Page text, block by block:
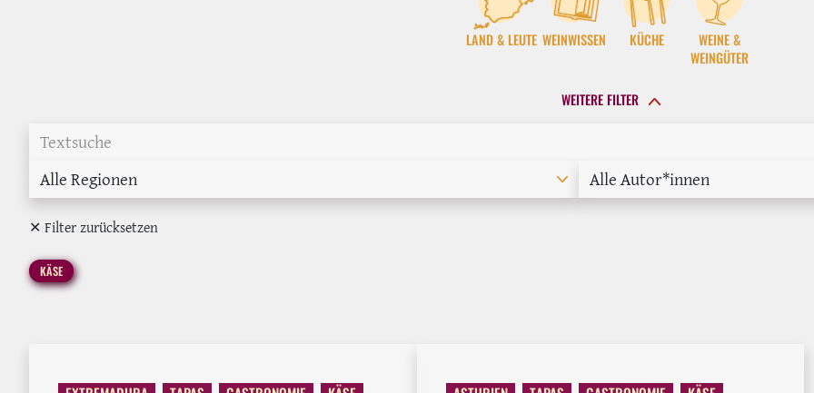
LAND & LEUTE WEINWISSEN KÜCHE
WEINE &
WEINGÜTER
WEITERE FILTER
Alle Regionen Alle Autor*innen
✕ Filter zurücksetzen
KÄSE